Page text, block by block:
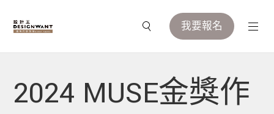
我要報名
2024 MUSE金獎作